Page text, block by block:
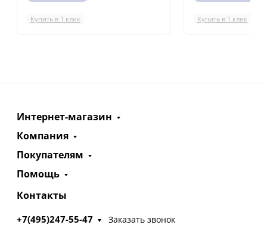
Купить в 1 клик Купить в 1 клик
Интернет-магазин
Компания
Покупателям
Помощь
Контакты
+7(495)247-55-47 Заказать звонок